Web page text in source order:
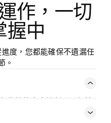
作，一切
握中
度，您都能確保不遺漏任
。
依性的專案計劃，以便按
亦能準時完成。